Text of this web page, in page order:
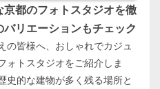
都のフォトスタジオを徹
リエーションもチェック
の皆様へ、おしゃれでカジュ
ォトスタジオをご紹介しま
史的な建物が多く残る場所と